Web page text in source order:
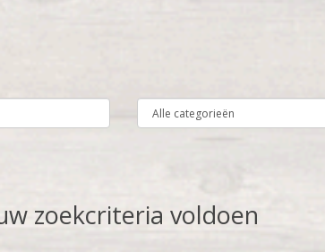
zoekcriteria voldoen